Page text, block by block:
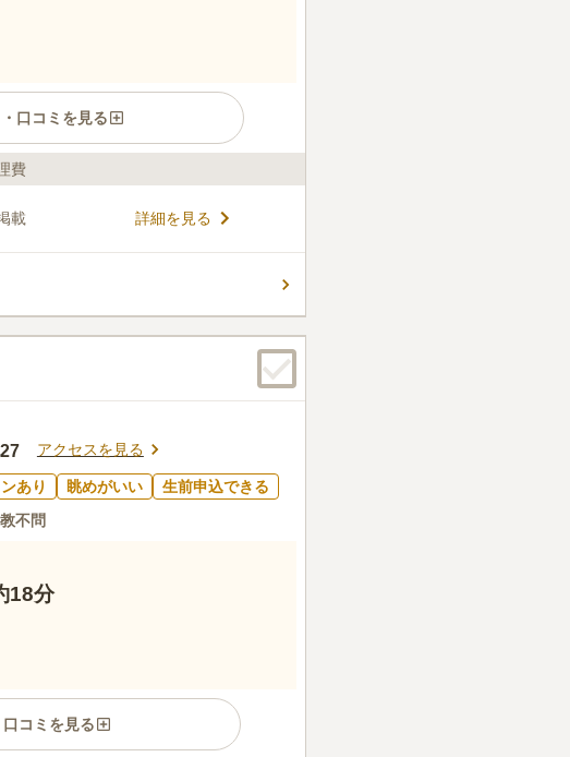
口コミを見る
ので、市長の許可を受けた浜田市民が
ができます。 参道は広くコンクリート
車椅子やベビーカーを利用の方も安心
ており国道9号線が近いので、遠方か
利です。 近くには大元神社や海がある
費
載 詳細を見る
アクセスを見る
あり 眺めがいい
生前申込できる
不問
18分
コミを見る